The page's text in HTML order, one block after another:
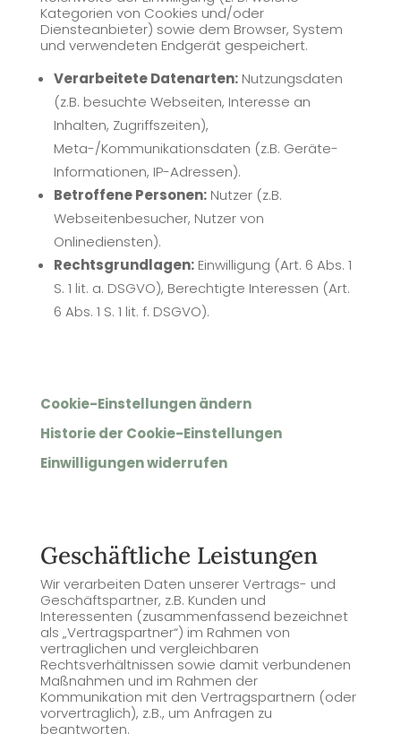
Kategorien von Cookies und/oder
Diensteanbieter) sowie dem Browser, System
und verwendeten Endgerät gespeichert.
Verarbeitete Datenarten:Nutzungsdaten
(z.B. besuchte Webseiten, Interesse an
Inhalten, Zugriffszeiten),
Meta-/Kommunikationsdaten (z.B. Geräte-
Informationen, IP-Adressen).
Betroffene Personen:Nutzer (z.B.
Webseitenbesucher, Nutzer von
Onlinediensten).
Rechtsgrundlagen:Einwilligung (Art. 6 Abs. 1
S. 1 lit. a. DSGVO), Berechtigte Interessen (Art.
6 Abs. 1 S. 1 lit. f. DSGVO).
Cookie-Einstellungen ändern
Historie der Cookie-Einstellungen
Einwilligungen widerrufen
Geschäftliche Leistungen
Wir verarbeiten Daten unserer Vertrags- und
Geschäftspartner, z.B. Kunden und
Interessenten (zusammenfassend bezeichnet
als „Vertragspartner“) im Rahmen von
vertraglichen und vergleichbaren
Rechtsverhältnissen sowie damit verbundenen
Maßnahmen und im Rahmen der
Kommunikation mit den Vertragspartnern (oder
vorvertraglich), z.B., um Anfragen zu
beantworten.